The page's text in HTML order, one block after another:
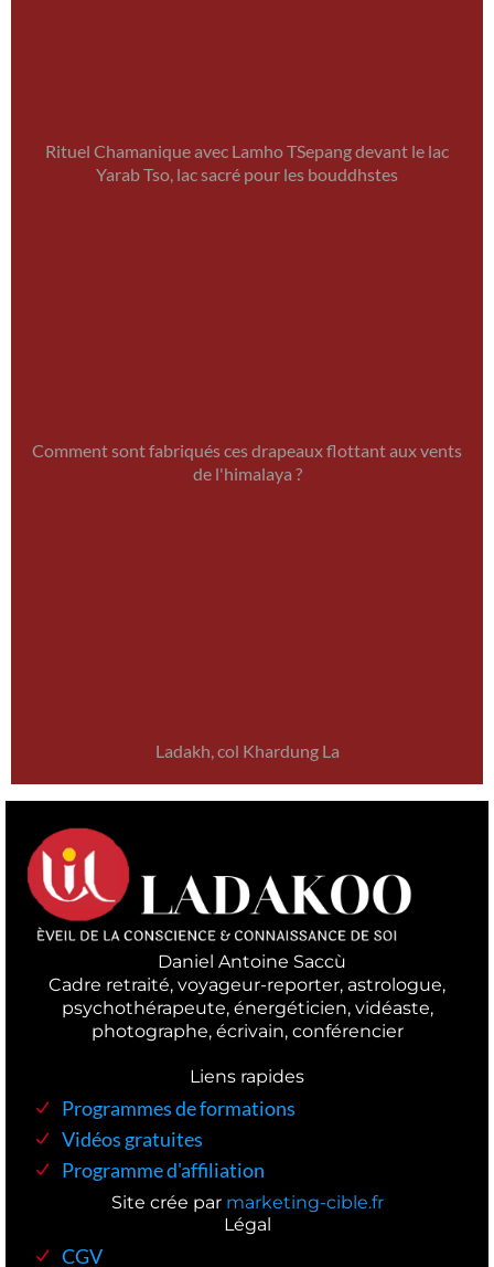
Rituel Chamanique avec Lamho TSepang devant le lac
Yarab Tso, lac sacré pour les bouddhstes
Comment sont fabriqués ces drapeaux flottant aux vents
de l'himalaya ?
Ladakh, col Khardung La
Daniel Antoine Saccù
Cadre retraité, voyageur-reporter, astrologue,
psychothérapeute, énergéticien, vidéaste,
photographe, écrivain, conférencier
Liens rapides
Programmes de formations
Vidéos gratuites
Programme d'affiliation
Site crée par marketing-cible.fr
Légal
CGV